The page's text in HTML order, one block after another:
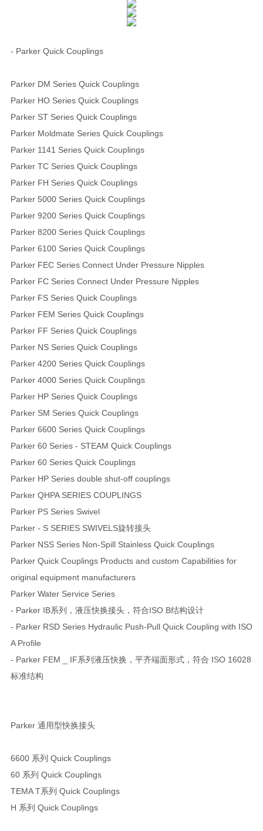
- Parker Quick Couplings
Parker DM Series Quick Couplings
Parker HO Series Quick Couplings
Parker ST Series Quick Couplings
Parker Moldmate Series Quick Couplings
Parker 1141 Series Quick Couplings
Parker TC Series Quick Couplings
Parker FH Series Quick Couplings
Parker 5000 Series Quick Couplings
Parker 9200 Series Quick Couplings
Parker 8200 Series Quick Couplings
Parker 6100 Series Quick Couplings
Parker FEC Series Connect Under Pressure Nipples
Parker FC Series Connect Under Pressure Nipples
Parker FS Series Quick Couplings
Parker FEM Series Quick Couplings
Parker FF Series Quick Couplings
Parker NS Series Quick Couplings
Parker 4200 Series Quick Couplings
Parker 4000 Series Quick Couplings
Parker HP Series Quick Couplings
Parker SM Series Quick Couplings
Parker 6600 Series Quick Couplings
Parker 60 Series - STEAM Quick Couplings
Parker 60 Series Quick Couplings
Parker HP Series double shut-off couplings
Parker QHPA SERIES COUPLINGS
Parker PS Series Swivel
Parker - S SERIES SWIVELS旋转接头
Parker NSS Series Non-Spill Stainless Quick Couplings
Parker Quick Couplings Products and custom Capabilities for
original equipment manufacturers
Parker Water Service Series
- Parker IB系列，液压快换接头，符合ISO B结构设计
- Parker RSD Series Hydraulic Push-Pull Quick Coupling with ISO
A Profile
- Parker FEM _ IF系列液压快换，平齐端面形式，符合 ISO 16028
标准结构
Parker 通用型快换接头
6600 系列 Quick Couplings
60 系列 Quick Couplings
TEMA T系列 Quick Couplings
H 系列 Quick Couplings